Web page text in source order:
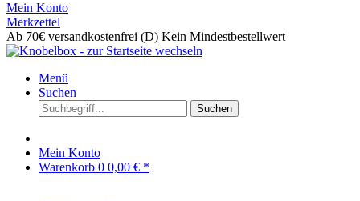
Mein Konto
Merkzettel
Ab 70€ versandkostenfrei (D) Kein Mindestbestellwert
Menü
Suchen
Suchen
Mein Konto
Warenkorb 0 0,00 € *